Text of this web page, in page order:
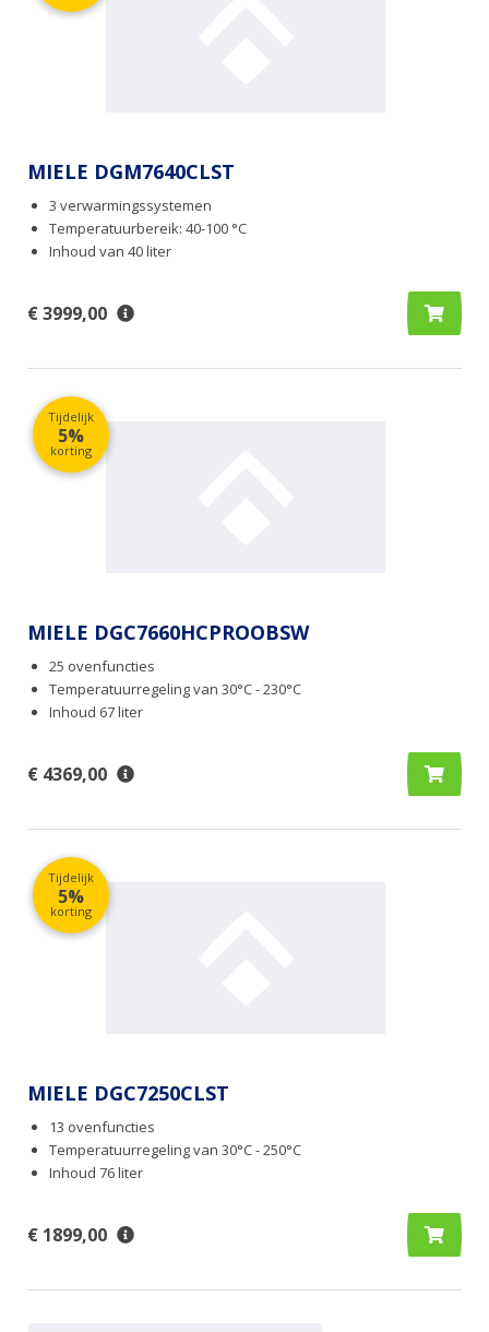
MIELE DGM7640CLST
3 verwarmingssystemen
Temperatuurbereik: 40-100 °C
Inhoud van 40 liter
€ 3999,00
Tijdelijk
5%
korting
MIELE DGC7660HCPROOBSW
25 ovenfuncties
Temperatuurregeling van 30°C - 230°C
Inhoud 67 liter
€ 4369,00
Tijdelijk
5%
korting
MIELE DGC7250CLST
13 ovenfuncties
Temperatuurregeling van 30°C - 250°C
Inhoud 76 liter
€ 1899,00